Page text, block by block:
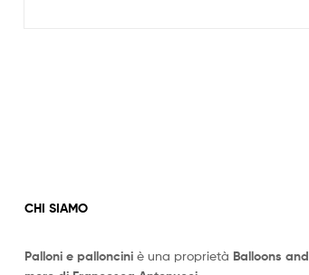
CHI SIAMO
Palloni e palloncini è una proprietà Balloons and